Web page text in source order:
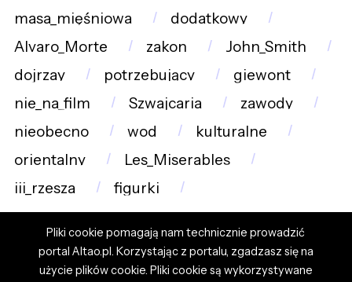
masa_mięśniowa
dodatkowy
Alvaro_Morte
zakon
John_Smith
dojrzay
potrzebujący
giewont
nie_na_film
Szwajcaria
zawody
nieobecno
wod
kulturalne
orientalny
Les_Miserables
iii_rzesza
figurki
Pliki cookie pomagają nam technicznie prowadzić
portal Altao.pl. Korzystając z portalu, zgadzasz się na
użycie plików cookie. Pliki cookie są wykorzystywane